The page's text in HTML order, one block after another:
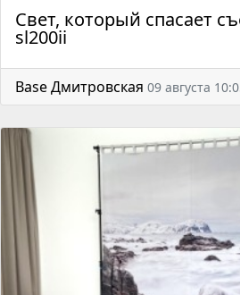
Свет, который спасает
sl200ii
Base Дмитровская 09 августа